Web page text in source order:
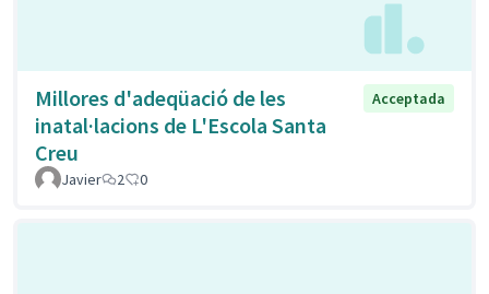
Millores d'adeqüació de les
inatal·lacions de L'Escola Santa
Creu
Acceptada
Javier 2 0